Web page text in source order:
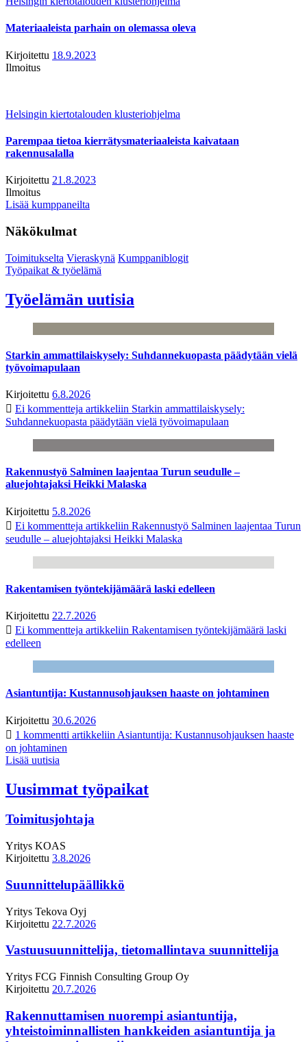
Materiaaleista parhain on olemassa oleva
Kirjoitettu 18.9.2023
Ilmoitus
Helsingin kiertotalouden klusteriohjelma
Parempaa tietoa kierrätysmateriaaleista kaivataan
rakennusalalla
Kirjoitettu 21.8.2023
Ilmoitus
Lisää kumppaneilta
Näkökulmat
Toimitukselta Vieraskynä Kumppaniblogit
Työpaikat & työelämä
Työelämän uutisia
Starkin ammattilaiskysely: Suhdannekuopasta päädytään vielä
työvoimapulaan
Kirjoitettu 6.8.2026
Ei kommentteja artikkeliin Starkin ammattilaiskysely:
Suhdannekuopasta päädytään vielä työvoimapulaan
Rakennustyö Salminen laajentaa Turun seudulle –
aluejohtajaksi Heikki Malaska
Kirjoitettu 5.8.2026
Ei kommentteja artikkeliin Rakennustyö Salminen laajentaa Turun
seudulle – aluejohtajaksi Heikki Malaska
Rakentamisen työntekijämäärä laski edelleen
Kirjoitettu 22.7.2026
Ei kommentteja artikkeliin Rakentamisen työntekijämäärä laski
edelleen
Asiantuntija: Kustannusohjauksen haaste on johtaminen
Kirjoitettu 30.6.2026
1 kommentti artikkeliin Asiantuntija: Kustannusohjauksen haaste
on johtaminen
Lisää uutisia
Uusimmat työpaikat
Toimitusjohtaja
Yritys KOAS
Kirjoitettu 3.8.2026
Suunnittelupäällikkö
Yritys Tekova Oyj
Kirjoitettu 22.7.2026
Vastuusuunnittelija, tietomallintava suunnittelija
Yritys FCG Finnish Consulting Group Oy
Kirjoitettu 20.7.2026
Rakennuttamisen nuorempi asiantuntija,
yhteistoiminnallisten hankkeiden asiantuntija ja